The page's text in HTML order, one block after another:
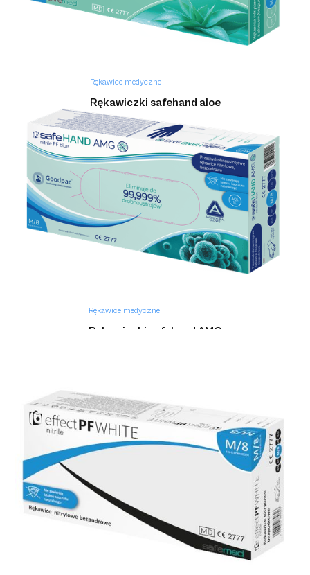
Rękawice medyczne
Rękawiczki safehand aloe
Rękawice medyczne
Rękawiczki safehand AMG